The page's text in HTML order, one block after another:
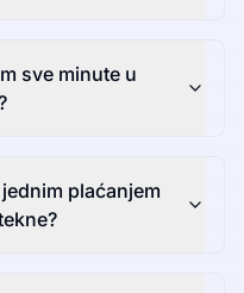
sve minute u
plaćanjem